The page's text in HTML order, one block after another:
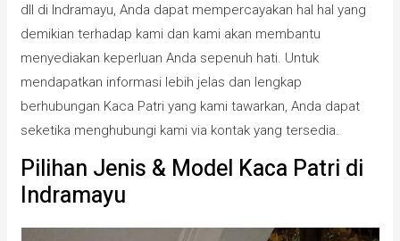
dll di Indramayu, Anda dapat mempercayakan hal hal yang
demikian terhadap kami dan kami akan membantu
menyediakan keperluan Anda sepenuh hati. Untuk
mendapatkan informasi lebih jelas dan lengkap
berhubungan Kaca Patri yang kami tawarkan, Anda dapat
seketika menghubungi kami via kontak yang tersedia.
Pilihan Jenis & Model Kaca Patri di
Indramayu